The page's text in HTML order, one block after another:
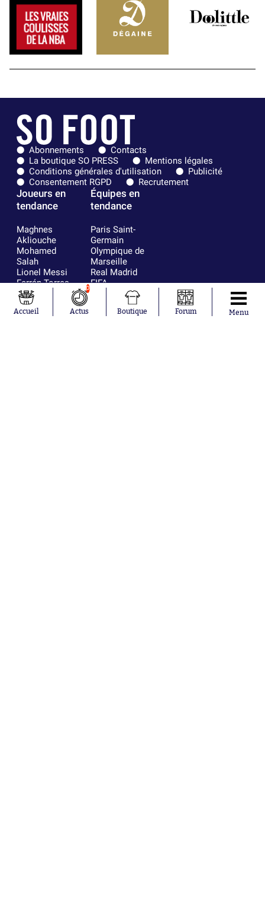
Abonnements
Contacts
La boutique SO PRESS
Mentions légales
Conditions générales d'utilisation
Publicité
Consentement RGPD
Recrutement
Joueurs en
tendance
Maghnes
Akliouche
Mohamed
Salah
Lionel Messi
Ferrán Torres
Kilian Corredor
Franco
Mastantuono
Équipes en
tendance
Paris Saint-
Germain
Olympique de
Marseille
Real Madrid
FIFA
Olympique
AS Monaco
Accueil
0
Actus Boutique Forum Menu